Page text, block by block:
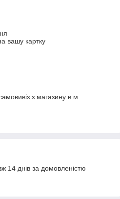
вашу картку
з магазину в м.
14 днів за домовленістю